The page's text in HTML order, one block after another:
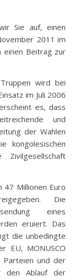
Sie auf, einen
2011 im
einen Beitrag zur
wird bei
im Juli 2006
es, dass
und
der Wahlen
kongolesischen
47 Millionen Euro
Die
eines
eruiert. Das
die unbedingte
EU, MONUSCO
Parteien und der
den Ablauf der